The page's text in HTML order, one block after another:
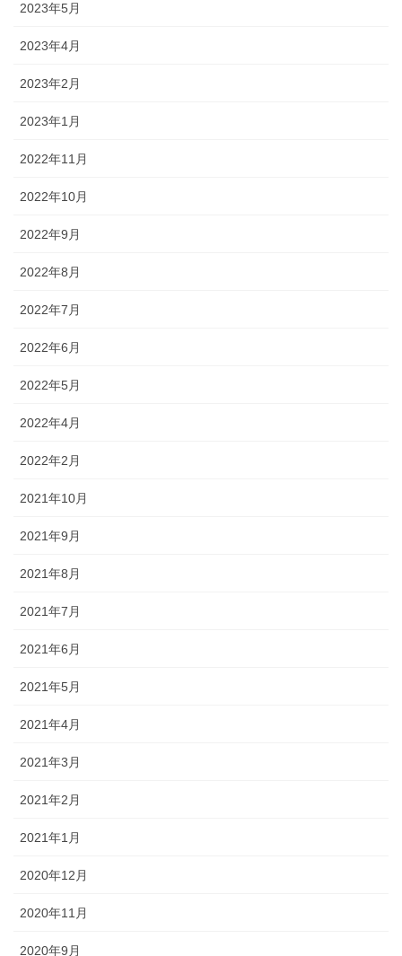
2023年5月
2023年4月
2023年2月
2023年1月
2022年11月
2022年10月
2022年9月
2022年8月
2022年7月
2022年6月
2022年5月
2022年4月
2022年2月
2021年10月
2021年9月
2021年8月
2021年7月
2021年6月
2021年5月
2021年4月
2021年3月
2021年2月
2021年1月
2020年12月
2020年11月
2020年9月